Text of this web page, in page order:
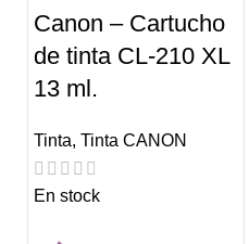
Canon – Cartucho
de tinta CL-210 XL
13 ml.
Tinta, Tinta CANON
En stock